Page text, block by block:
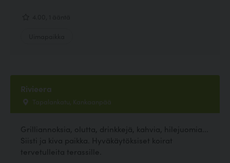
Rivieera
Tapalankatu, Kankaanpää
Grilliannoksia, olutta, drinkkejä, kahvia, hilejuomia...
Siisti ja kiva paikka. Hyväkäytöksiset koirat
tervetulleita terassille.